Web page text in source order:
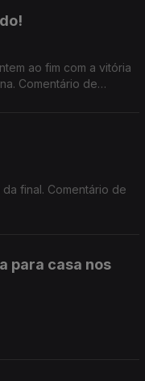
ao fim com a vitória
Comentário de
final. Comentário de
para casa nos